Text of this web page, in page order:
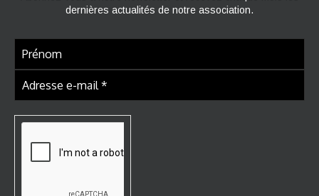
dernières actualités de notre association.